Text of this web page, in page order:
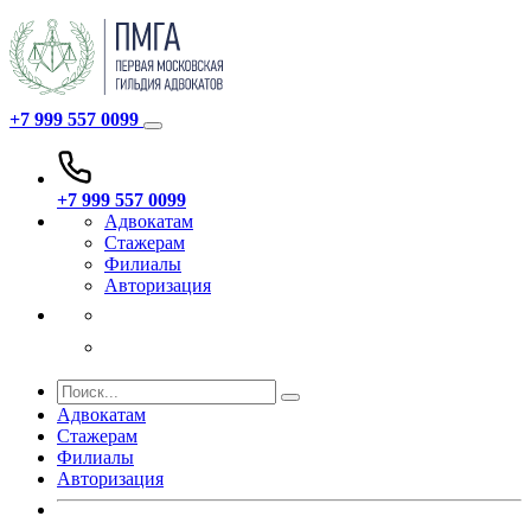
+7 999 557 0099
+7 999 557 0099
Адвокатам
Стажерам
Филиалы
Авторизация
Адвокатам
Стажерам
Филиалы
Авторизация